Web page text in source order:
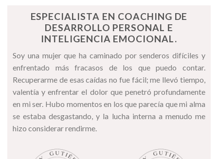
ESPECIALISTA EN COACHING DE
DESARROLLO PERSONAL E
INTELIGENCIA EMOCIONAL.
Soy una mujer que ha caminado por senderos difíciles y
enfrentado más fracasos de los que puedo contar.
Recuperarme de esas caídas no fue fácil; me llevó tiempo,
valentía y enfrentar el dolor que penetró profundamente
en mi ser. Hubo momentos en los que parecía que mi alma
se estaba desgastando, y la lucha interna a menudo me
hizo considerar rendirme.